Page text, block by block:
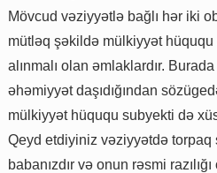
Mövcud vəziyyətlə bağlı hər iki
mütləq şəkildə mülkiyyət hüququ
alınmalı olan əmlaklardır.
əhəmiyyət daşıdığından
mülkiyyət hüququ subyekti də
Qeyd etdiyiniz vəziyyətdə
babanızdır və onun rəsmi